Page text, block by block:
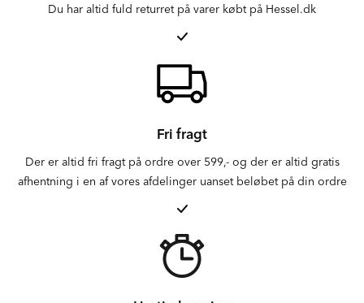
Du har altid fuld returret på varer købt på Hessel.dk
Fri fragt
Der er altid fri fragt på ordre over 599,- og der er altid gratis
afhentning i en af vores afdelinger uanset beløbet på din ordre